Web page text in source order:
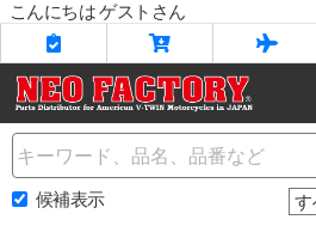
こんにちは ゲストさん
Name
候補表示